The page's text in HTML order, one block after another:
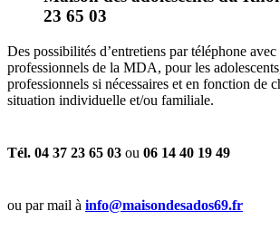
23 65 03
Des possibilités d’entretiens par téléphone avec
professionnels de la MDA, pour les
professionnels si nécessaires et en fonction de
situation individuelle et/ou familiale.
Tél. 04 37 23 65 03 ou 06 14 40 19 49
ou par mail à info@maisondesados69.fr